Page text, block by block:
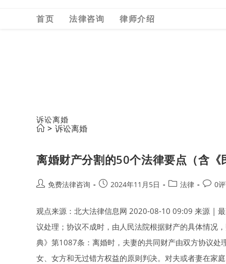
首页 法律咨询 律师介绍
诉讼离婚
> 诉讼离婚
离婚财产分割的50个法律要点（含《
Post免费法律咨询
Post2024年11月5日
Post法律
Post0
观点来源：北大法律信息网 2020-08-10 09:09 来源 |
议处理；协议不成时，由人民法院根据财产的具体情况
典》第1087条：离婚时，夫妻的共同财产由双方协议
女、女方和无过错方权益的原则判决。对夫或者妻在家